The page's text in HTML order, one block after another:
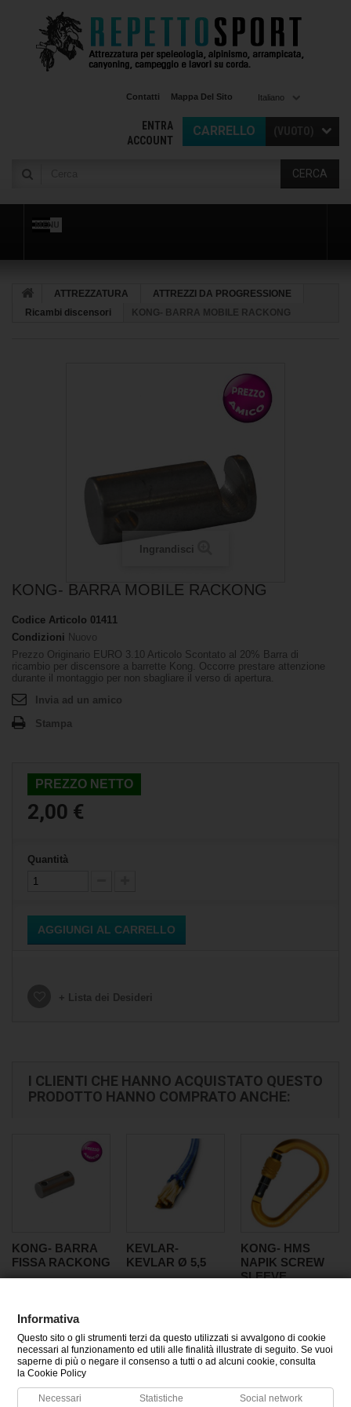
Italiano
Contatti Mappa Del Sito
CARRELLO
ENTRA
ACCOUNT
CERCA
MENU
ATTREZZATURA
ATTREZZI DA PROGRESSIONE
Ricambi discensori
KONG- BARRA MOBILE RACKONG
Ingrandisci
KONG- BARRA MOBILE RACKONG
Codice Articolo 01411
Condizioni Nuovo
Prezzo Originario EURO 3.10 Articolo Scontato al 20% Barra di
ricambio per discensore a barrette Kong. Occorre prestare attenzione
durante il montaggio per non sbagliare il verso di apertura.
Invia ad un amico
Stampa
PREZZO NETTO
2,00 €
Quantità
AGGIUNGI AL CARRELLO
+ Lista dei Desideri
I CLIENTI CHE HANNO ACQUISTATO QUESTO
PRODOTTO HANNO COMPRATO ANCHE:
KONG- BARRA
FISSA RACKONG
KEVLAR-
KEVLAR Ø 5,5
KONG- HMS
NAPIK SCREW
SLEEVE
CATEGORIE
INFORMAZIONI
Informativa
Questo sito o gli strumenti terzi da questo utilizzati si avvalgono di cookie
necessari al funzionamento ed utili alle finalità illustrate di seguito. Se vuoi
saperne di più o negare il consenso a tutti o ad alcuni cookie, consulta
la Cookie Policy
Necessari Statistiche
Social network